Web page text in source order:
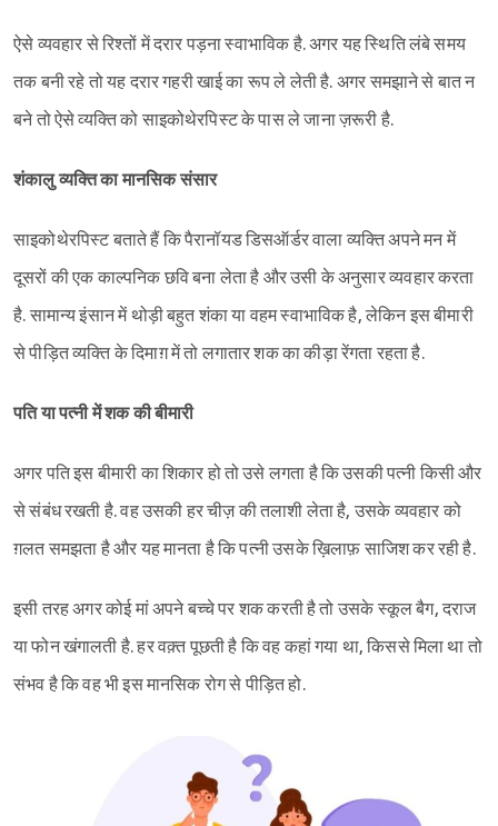
ऐसे व्यवहार से रिश्तों में दरार पड़ना स्वाभाविक है. अगर यह स्थिति लंबे समय
तक बनी रहे तो यह दरार गहरी खाई का रूप ले लेती है. अगर समझाने से बात न
बने तो ऐसे व्यक्ति को साइकोथेरपिस्ट के पास ले जाना ज़रूरी है.
शंकालु व्यक्ति का मानसिक संसार
साइकोथेरपिस्ट बताते हैं कि पैरानॉयड डिसऑर्डर वाला व्यक्ति अपने मन में
दूसरों की एक काल्पनिक छवि बना लेता है और उसी के अनुसार व्यवहार करता
है. सामान्य इंसान में थोड़ी बहुत शंका या वहम स्वाभाविक है, लेकिन इस बीमारी
से पीड़ित व्यक्ति के दिमाग़ में तो लगातार शक का कीड़ा रेंगता रहता है.
पति या पत्नी में शक की बीमारी
अगर पति इस बीमारी का शिकार हो तो उसे लगता है कि उसकी पत्नी किसी और
से संबंध रखती है. वह उसकी हर चीज़ की तलाशी लेता है, उसके व्यवहार को
ग़लत समझता है और यह मानता है कि पत्नी उसके ख़िलाफ़ साजिश कर रही है.
इसी तरह अगर कोई मां अपने बच्चे पर शक करती है तो उसके स्कूल बैग, दराज
या फोन खंगालती है. हर वक़्त पूछती है कि वह कहां गया था, किससे मिला था तो
संभव है कि वह भी इस मानसिक रोग से पीड़ित हो.